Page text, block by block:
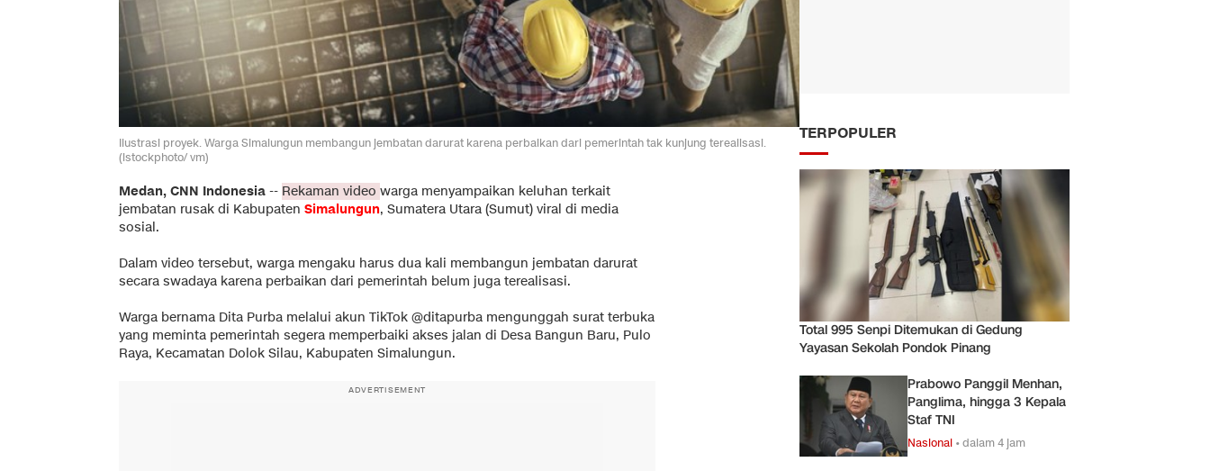
Ilustrasi proyek. Warga Simalungun membangun jembatan darurat karena perbaikan dari pemerintah tak kunjung terealisasi.
(istockphoto/ vm)
Medan, CNN Indonesia -- Rekaman video warga menyampaikan keluhan terkait
jembatan rusak di Kabupaten Simalungun, Sumatera Utara (Sumut) viral di media
sosial.
Dalam video tersebut, warga mengaku harus dua kali membangun jembatan darurat
secara swadaya karena perbaikan dari pemerintah belum juga terealisasi.
Warga bernama Dita Purba melalui akun TikTok @ditapurba mengunggah surat terbuka
yang meminta pemerintah segera memperbaiki akses jalan di Desa Bangun Baru, Pulo
Raya, Kecamatan Dolok Silau, Kabupaten Simalungun.
ADVERTISEMENT
TERPOPULER
Total 995 Senpi Ditemukan di Gedung
Yayasan Sekolah Pondok Pinang
Prabowo Panggil Menhan,
Panglima, hingga 3 Kepala
Staf TNI
Nasional •dalam 4 jam